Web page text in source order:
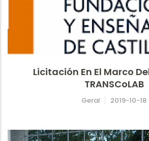
Licitación En El Marco
TRANSCoLAB
Geral 2019-10-18